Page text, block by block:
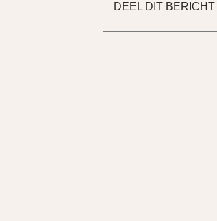
DEEL DIT BERICHT